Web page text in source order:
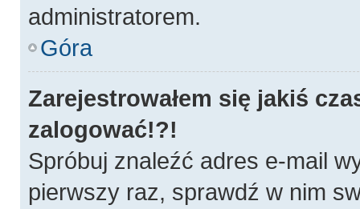
administratorem.
Góra
Zarejestrowałem się jakiś
zalogować!?!
Spróbuj znaleźć adres e-mail
pierwszy raz, sprawdź w nim